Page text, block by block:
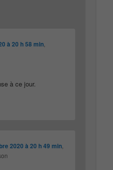
à 20 h 58 min,
à ce jour.
2020 à 20 h 49 min